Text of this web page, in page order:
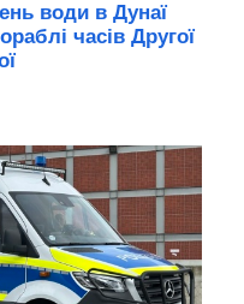
води в Дунаї
часів Другої